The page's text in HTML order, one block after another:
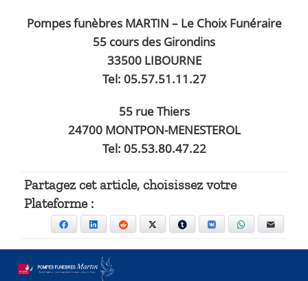
Pompes funèbres MARTIN – Le Choix Funéraire
55 cours des Girondins
33500 LIBOURNE
Tel: 05.57.51.11.27
55 rue Thiers
24700 MONTPON-MENESTEROL
Tel: 05.53.80.47.22
Partagez cet article, choisissez votre
Plateforme :
Facebook LinkedIn Reddit Tumblr VKontakteWhatsApp